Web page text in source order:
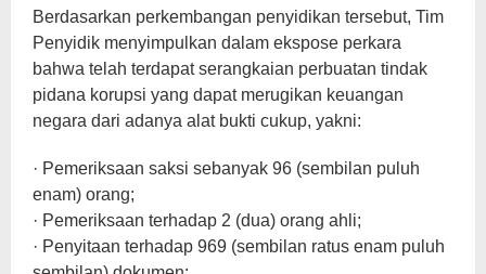
Berdasarkan perkembangan penyidikan tersebut, Tim
Penyidik menyimpulkan dalam ekspose perkara
bahwa telah terdapat serangkaian perbuatan tindak
pidana korupsi yang dapat merugikan keuangan
negara dari adanya alat bukti cukup, yakni:
· Pemeriksaan saksi sebanyak 96 (sembilan puluh
enam) orang;
· Pemeriksaan terhadap 2 (dua) orang ahli;
· Penyitaan terhadap 969 (sembilan ratus enam puluh